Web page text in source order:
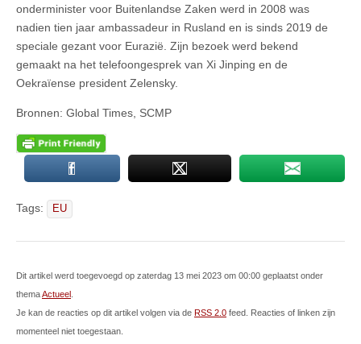
onderminister voor Buitenlandse Zaken werd in 2008 was
nadien tien jaar ambassadeur in Rusland en is sinds 2019 de
speciale gezant voor Eurazië. Zijn bezoek werd bekend
gemaakt na het telefoongesprek van Xi Jinping en de
Oekraïense president Zelensky.
Bronnen: Global Times, SCMP
Tags: EU
Dit artikel werd toegevoegd op zaterdag 13 mei 2023 om 00:00 geplaatst onder
themaActueel
Je kan de reacties op dit artikel volgen via de RSS 2.0 feed. Reacties of linken zijn
momenteel niet toegestaan.